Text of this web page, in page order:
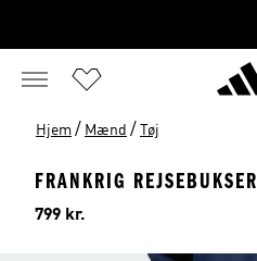
Hjem / Mænd / Tøj
FRANKRIG REJSEBUKSER
Pris
799 kr.